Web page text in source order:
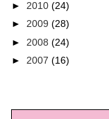
► 2010 (24)
► 2009 (28)
► 2008 (24)
► 2007 (16)